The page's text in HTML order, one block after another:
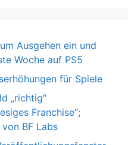
Ausgehen ein und
Woche auf PS5
für Spiele
„richtig“
Franchise“;
BF Labs